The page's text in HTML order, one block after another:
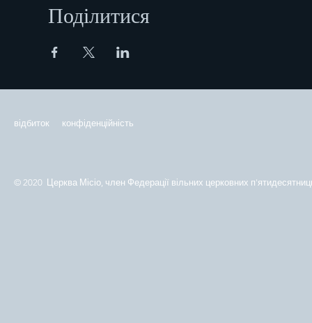
Поділитися
відбиток конфіденційність
© 2020 Церква Місіо, член Федерації вільних церковних